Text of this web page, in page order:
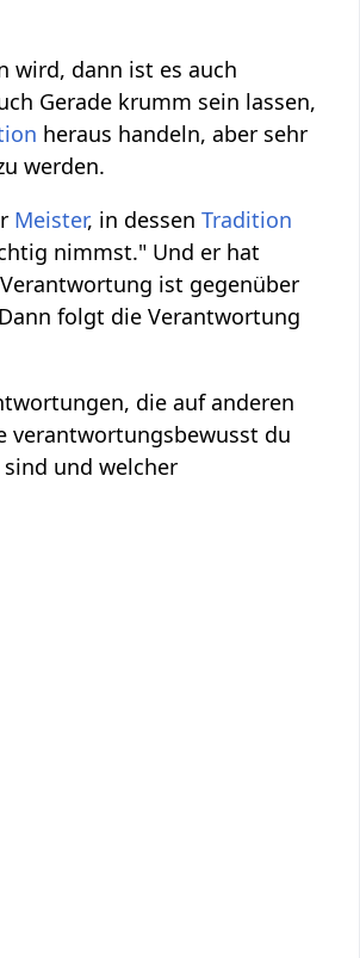
wird, dann ist es auch
Gerade krumm sein lassen,
heraus handeln, aber sehr
werden.
Meister, in dessenTradition
nimmst." Und er hat
ist gegenüber
folgt die Verantwortung
die auf anderen
verantwortungsbewusst du
sind und welcher